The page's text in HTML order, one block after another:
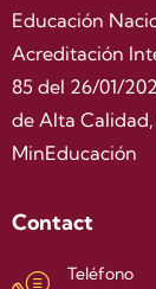
Educación
Acreditación
85 del 26/01/
de Alta Calidad,
MinEducación
Contact
Teléfono